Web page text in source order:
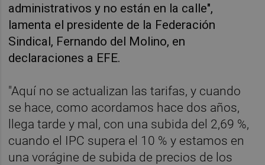
administrativos y no están en la calle",
lamenta el presidente de la Federación
Sindical, Fernando del Molino, en
declaraciones a EFE.
"Aquí no se actualizan las tarifas, y cuando
se hace, como acordamos hace dos años,
llega tarde y mal, con una subida del 2,69 %,
cuando el IPC supera el 10 % y estamos en
una vorágine de subida de precios de los